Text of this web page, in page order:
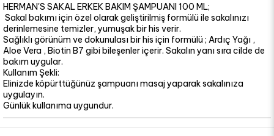
HERMAN'S SAKAL ERKEK BAKIM ŞAMPUANI 100 ML;
Sakal bakımı için özel olarak geliştirilmiş formülü ile sakalınızı
derinlemesine temizler, yumuşak bir his verir.
Sağlıklı görünüm ve dokunulası bir his için formülü ; Ardıç Yağı ,
Aloe Vera , Biotin B7 gibi bileşenler içerir. Sakalın yanı sıra cilde de
bakım uygular.
Kullanım Şekli:
Elinizde köpürttüğünüz şampuanı masaj yaparak sakalınıza
uygulayın.
Günlük kullanıma uygundur.